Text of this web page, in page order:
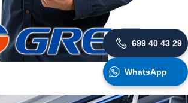
699 40 43 29
WhatsApp